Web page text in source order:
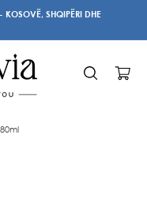
KOSOVË, SHQIPËRI DHE
Karrocë